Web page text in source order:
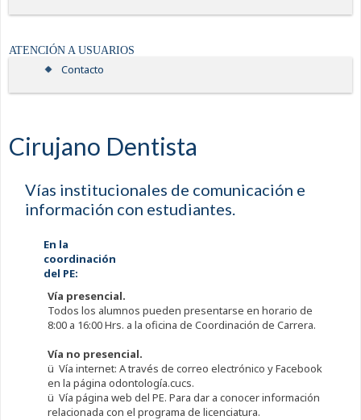
ATENCIÓN A USUARIOS
Contacto
Cirujano Dentista
Vías institucionales de comunicación e
información con estudiantes.
En la
coordinación
del PE:
Vía presencial.
Todos los alumnos pueden presentarse en horario de
8:00 a 16:00 Hrs. a la oficina de Coordinación de Carrera.
Vía no presencial.
ü Vía internet: A través de correo electrónico y Facebook
en la página odontología.cucs.
ü Vía página web del PE. Para dar a conocer información
relacionada con el programa de licenciatura.